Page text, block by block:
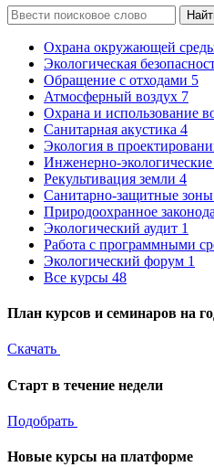
Охрана окружающей
Экологическая
Обращение с отходами 5
Атмосферный воздух 7
Охрана и использование
Санитарная акустика 4
Экология в
Инженерно-
Рекультивация земли 4
Санитарно-защитные зоны
Природоохранное
Экологический аудит 1
Работа с программными
Экологический форум 1
Все курсы 48
План курсов и семинаров на
Скачать
Старт в течение недели
Подобрать
Новые курсы на платформе